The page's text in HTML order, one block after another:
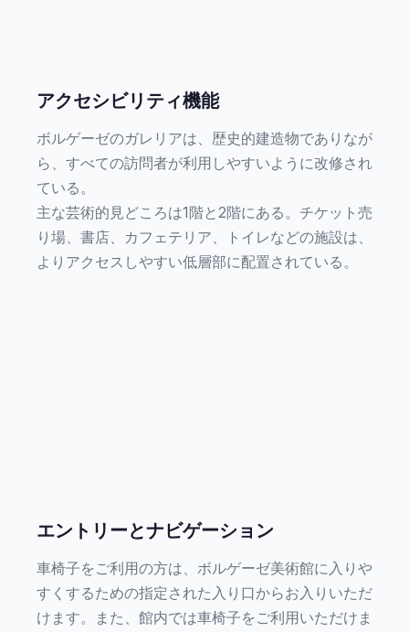
アクセシビリティ機能
ボルゲーゼのガレリアは、歴史的建造物でありなが
ら、すべての訪問者が利用しやすいように改修され
ている。
主な芸術的見どころは1階と2階にある。チケット売
り場、書店、カフェテリア、トイレなどの施設は、
よりアクセスしやすい低層部に配置されている。
エントリーとナビゲーション
車椅子をご利用の方は、ボルゲーゼ美術館に入りや
すくするための指定された入り口からお入りいただ
けます。また、館内では車椅子をご利用いただけま